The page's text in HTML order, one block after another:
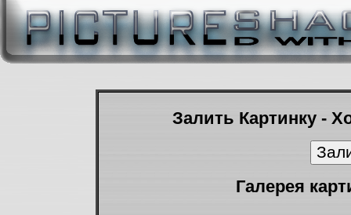
Залить Картинку -
Галерея